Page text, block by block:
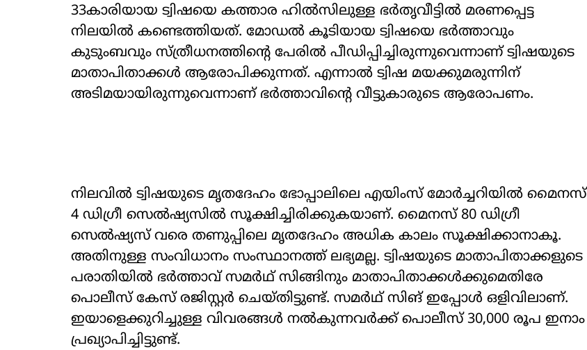
33കാരിയായ ട്വിഷയെ കത്താര ഹിൽസിലുള്ള ഭർതൃവീട്ടിൽ മരണപ്പെട്ട
നിലയിൽ കണ്ടെത്തിയത്. മോഡൽ കൂടിയായ ട്വിഷയെ ഭർത്താവും
കുടുംബവും സ്ത്രീധനത്തിന്‍റെ പേരിൽ പീഡിപ്പിച്ചിരുന്നുവെന്നാണ് ട്വിഷയുടെ
മാതാപിതാക്കൾ ആരോപിക്കുന്നത്. എന്നാൽ ട്വിഷ മയക്കുമരുന്നിന്
അടിമയായിരുന്നുവെന്നാണ് ഭർത്താവിന്‍റെ വീട്ടുകാരുടെ ആരോപണം.
നിലവിൽ ട്വിഷയുടെ മൃതദേഹം ഭോപ്പാലിലെ എയിംസ് മോർച്ചറിയിൽ മൈനസ്
4 ഡിഗ്രീ സെൽഷ്യസിൽ സൂക്ഷിച്ചിരിക്കുകയാണ്. മൈനസ് 80 ഡിഗ്രീ
സെൽഷ്യസ് വരെ തണുപ്പിലെ മൃതദേഹം അധിക കാലം സൂക്ഷിക്കാനാകൂ.
അതിനുള്ള സംവിധാനം സംസ്ഥാനത്ത് ലഭ്യമല്ല. ട്വിഷയുടെ മാതാപിതാക്കളുടെ
പരാതിയിൽ ഭർത്താവ് സമർഥ് സിങ്ങിനും മാതാപിതാക്കൾക്കുമെതിരേ
പൊലീസ് കേസ് രജിസ്റ്റർ ചെയ്തിട്ടുണ്ട്. സമർഥ് സിങ് ഇപ്പോൾ ഒളിവിലാണ്.
ഇയാളെക്കുറിച്ചുള്ള വിവരങ്ങൾ നൽകുന്നവർക്ക് പൊലീസ് 30,000 രൂപ ഇനാം
പ്രഖ്യാപിച്ചിട്ടുണ്ട്.